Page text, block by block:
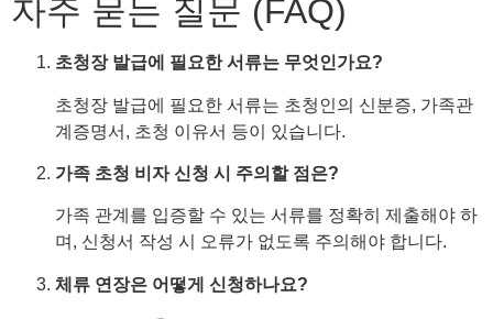
자주 묻는 질문 (FAQ)
초청장 발급에 필요한 서류는 무엇인가요?
초청장 발급에 필요한 서류는 초청인의 신분증, 가족관
계증명서, 초청 이유서 등이 있습니다.
가족 초청 비자 신청 시 주의할 점은?
가족 관계를 입증할 수 있는 서류를 정확히 제출해야 하
며, 신청서 작성 시 오류가 없도록 주의해야 합니다.
체류 연장은 어떻게 신청하나요?